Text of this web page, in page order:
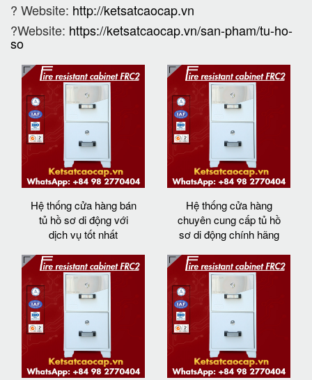
? Website: http://ketsatcaocap.vn
?Website: https://ketsatcaocap.vn/san-pham/tu-ho-
so
Hệ thống cửa hàng bán
tủ hồ sơ di động với
dịch vụ tốt nhất
Hệ thống cửa hàng
chuyên cung cấp tủ hồ
sơ di động chính hãng